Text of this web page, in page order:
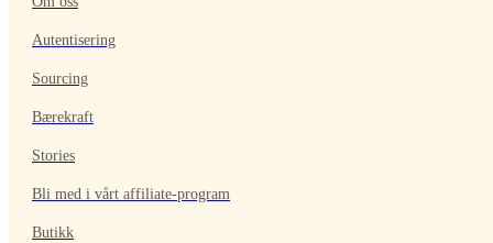
Autentisering
Sourcing
Bærekraft
Stories
Bli med i vårt affiliate-program
Butikk